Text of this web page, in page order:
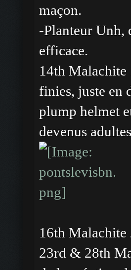
maçon.
-Planteur Unh,
efficace.
14th Malachite
finies, juste en
plump helmet
devenus
16th Malachite
23rd & 28th